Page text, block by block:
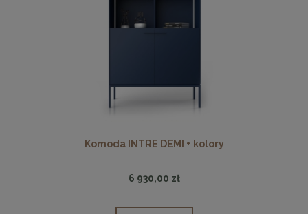
Komoda INTRE DEMI + kolory
6 930,00 zł